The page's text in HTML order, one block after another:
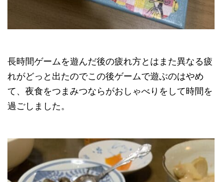
長時間ゲームを遊んだ後の疲れ方とはまた異なる疲
れがどっと出たのでこの後ゲームで遊ぶのはやめ
て、夜食をつまみつならがおしゃべりをして時間を
過ごしました。